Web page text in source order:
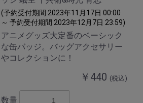
(予約受付期間 2023年11月17日 00:00
～ 予約受付期間 2023年12月7日 23:59)
アニメグッズ大定番のベーシック
な缶バッジ。バッグアクセサリー
やコレクションに！
￥440 (税込)
数量